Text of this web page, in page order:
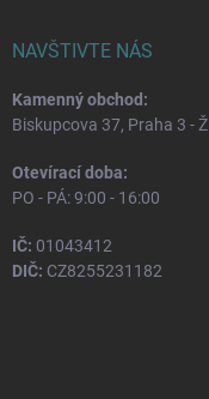
NAVŠTIVTE NÁS
Kamenný obchod:
Biskupcova 37, Praha 3 -
Otevírací doba:
PO - PÁ: 9:00 - 16:00
IČ: 01043412
DIČ: CZ8255231182